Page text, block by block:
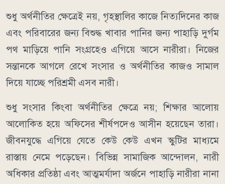
শুধু অর্থনীতির ক্ষেত্রেই নয়, গৃহস্থালির কাজে নিত্যদিনের কাজ
এবং পরিবারের জন্য বিশুদ্ধ খাবার পানির জন্য পাহাড়ি দুর্গম
পথ মাড়িয়ে পানি সংগ্রহেও এগিয়ে আসে নারীরা। নিজের
সন্তানকে আগলে রেখে সংসার ও অর্থনীতির কাজও সামাল
দিয়ে যাচ্ছে পরিশ্রমী এসব নারী।
শুধু সংসার কিংবা অর্থনীতির ক্ষেত্রে নয়; শিক্ষার আলোয়
আলোকিত হয়ে অফিসের শীর্ষপদেও আসীন হয়েছেন তারা।
জীবনযুদ্ধে এগিয়ে যেতে কেউ কেউ এখন স্কুটির মাধ্যমে
রাস্তায় নেমে পড়েছেন। বিভিন্ন সামাজিক আন্দোলন, নারী
অধিকার প্রতিষ্ঠা এবং আত্মমর্যাদা অর্জনে পাহাড়ি নারীরা নানা